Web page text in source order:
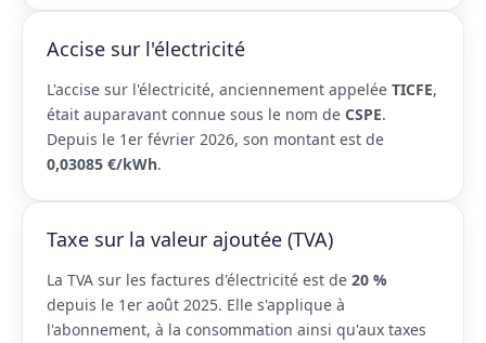
Accise sur l'électricité
L'accise sur l'électricité, anciennement appelée TICFE,
était auparavant connue sous le nom de CSPE.
Depuis le 1er février 2026, son montant est de
0,03085 €/kWh.
Taxe sur la valeur ajoutée (TVA)
La TVA sur les factures d'électricité est de 20 %
depuis le 1er août 2025. Elle s'applique à
l'abonnement, à la consommation ainsi qu'aux taxes